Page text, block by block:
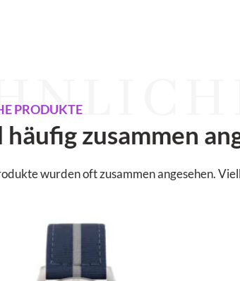
PRODUKTE
zusammen
wurden oft zusammen angesehen.